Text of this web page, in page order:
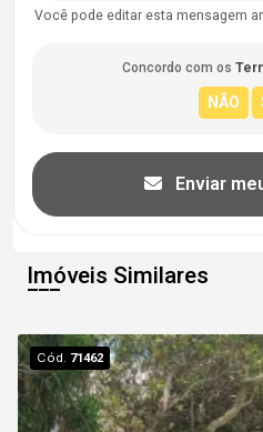
Você pode editar esta mensagem
Concordo com os
Enviar
Imóveis Similares
Cód. 71462